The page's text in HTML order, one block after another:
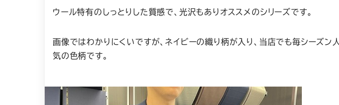
ウール特有のしっとりした質感で、光沢もありオススメのシリーズです。
画像ではわかりにくいですが、ネイビーの織り柄が入り、当店でも毎シーズン人
気の色柄です。